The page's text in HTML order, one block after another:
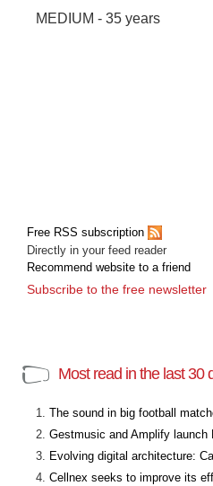
MEDIUM - 35 years
Free RSS subscription
Directly in your feed reader
Recommend website to a friend
Subscribe to the free newsletter
Most read in the last 30
The sound in big football
Gestmusic and Amplify launch
Evolving digital architecture:
Cellnex seeks to improve its